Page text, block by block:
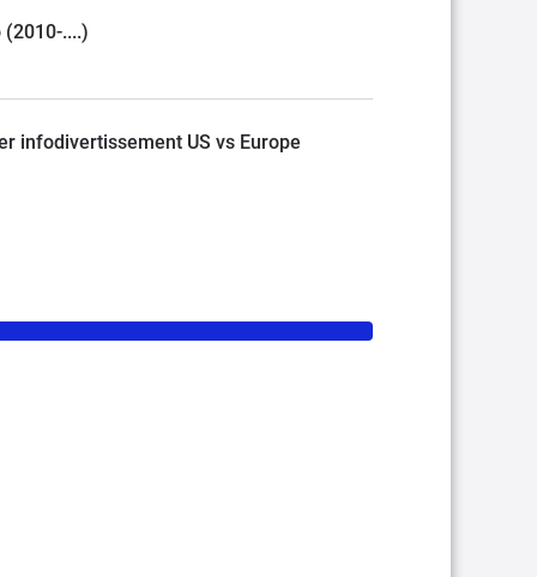
(2010-....)
infodivertissement US vs Europe